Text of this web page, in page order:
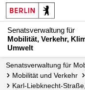
Senatsverwaltung für
Mobilität, Verkehr,
Umwelt
Senatsverwaltung für
Mobilität und Verkehr
Karl-Liebknecht-